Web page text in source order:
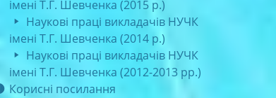
імені Т.Г. Шевченка (2015 р.)
Наукові праці викладачів НУЧК
імені Т.Г. Шевченка (2014 р.)
Наукові праці викладачів НУЧК
імені Т.Г. Шевченка (2012-2013 рр.)
Корисні посилання